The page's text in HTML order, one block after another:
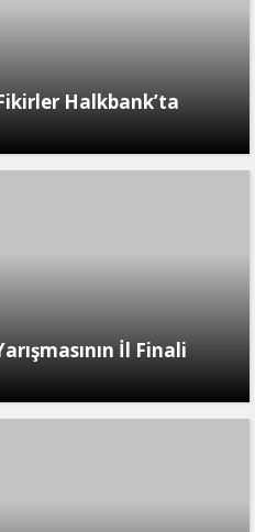
Halkbank’ta
İl Finali